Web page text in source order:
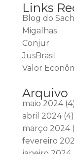
Links
Blog do
Migalhas
Conjur
JusBrasil
Valor
Arquivo
maio 2024(4)
abril 2024(4)
março 2024
fevereiro